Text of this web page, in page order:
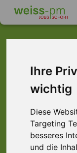
Ihre
wichtig
Diese
Targeting
besseres
und die
nicht
... aber